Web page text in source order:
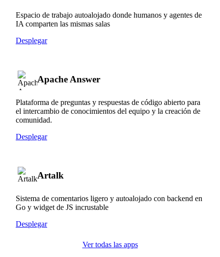
Espacio de trabajo autoalojado donde humanos y agentes de
IA comparten las mismas salas
Desplegar
Apache Answer
Plataforma de preguntas y respuestas de código abierto para
el intercambio de conocimientos del equipo y la creación de
comunidad.
Desplegar
Artalk
Sistema de comentarios ligero y autoalojado con backend en
Go y widget de JS incrustable
Desplegar
Ver todas las apps